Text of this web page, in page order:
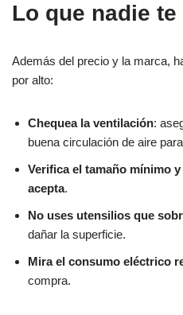
Lo que nadie te
Además del precio y la marca,
por alto:
Chequea la ventilación:
buena circulación de aire
Verifica el tamaño mínimo
acepta.
No uses utensilios que
dañar la superficie.
Mira el consumo eléctrico
compra.